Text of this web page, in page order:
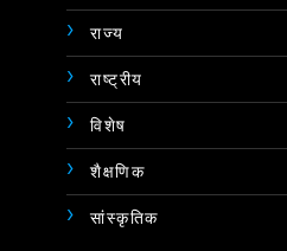
राज्य
राष्ट्रीय
विशेष
शैक्षणिक
सांस्कृतिक